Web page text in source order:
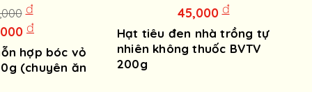
đ
đ
hợp bóc vỏ
(chuyên ăn
45,000 đ
Hạt tiêu đen nhà trồng tự
nhiên không thuốc BVTV
200g